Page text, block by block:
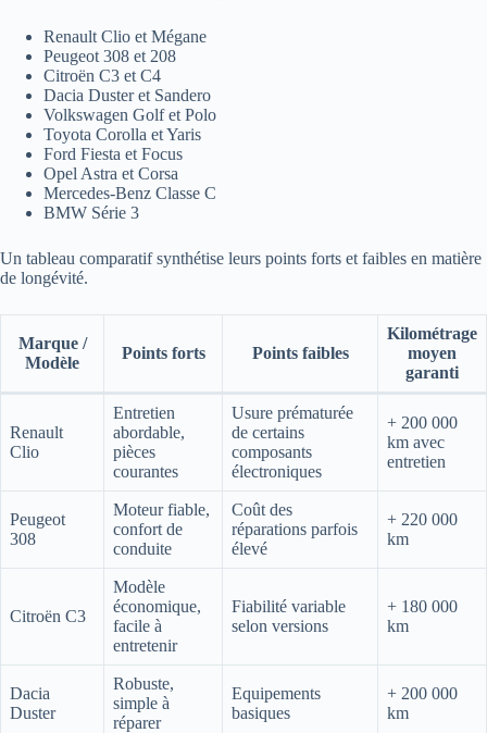
Renault Clio et Mégane
Peugeot 308 et 208
Citroën C3 et C4
Dacia Duster et Sandero
Volkswagen Golf et Polo
Toyota Corolla et Yaris
Ford Fiesta et Focus
Opel Astra et Corsa
Mercedes-Benz Classe C
BMW Série 3
Un tableau comparatif synthétise leurs points forts et faibles en matière
de longévité.
Marque /
Modèle
Points forts Points faibles
Kilométrage
moyen
garanti
Renault
Clio
Entretien
abordable,
pièces
courantes
Usure prématurée
de certains
composants
électroniques
+ 200 000
km avec
entretien
Peugeot
308
Moteur fiable,
confort de
conduite
Coût des
réparations parfois
élevé
+ 220 000
km
Citroën C3
Modèle
économique,
facile à
entretenir
Fiabilité variable
selon versions
+ 180 000
km
Dacia
Duster
Robuste,
simple à
réparer
Equipements
basiques
+ 200 000
km